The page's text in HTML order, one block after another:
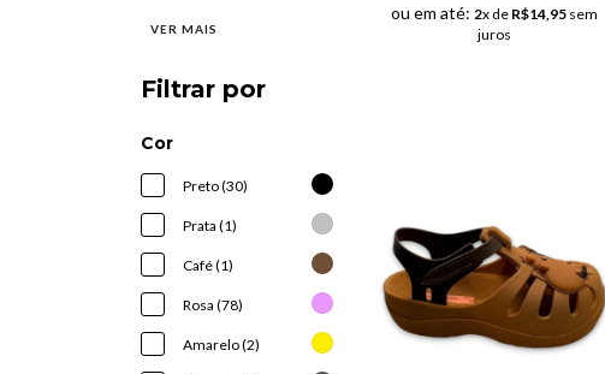
VER MAIS
Filtrar por
Cor
Preto (30)
Prata (1)
Café (1)
Rosa (78)
Amarelo (2)
ou em até: 2x de R$14,95sem
juros